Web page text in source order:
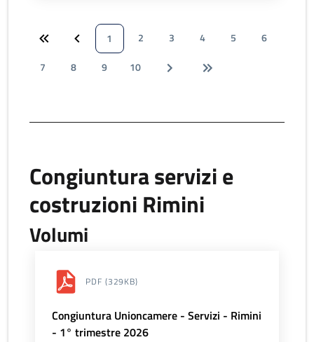
1 2 3 4 5
6
7
8 9 10
Congiuntura servizi e
costruzioni Rimini
Volumi
PDF (329KB)
Congiuntura Unioncamere - Servizi - Rimini
- 1° trimestre 2026